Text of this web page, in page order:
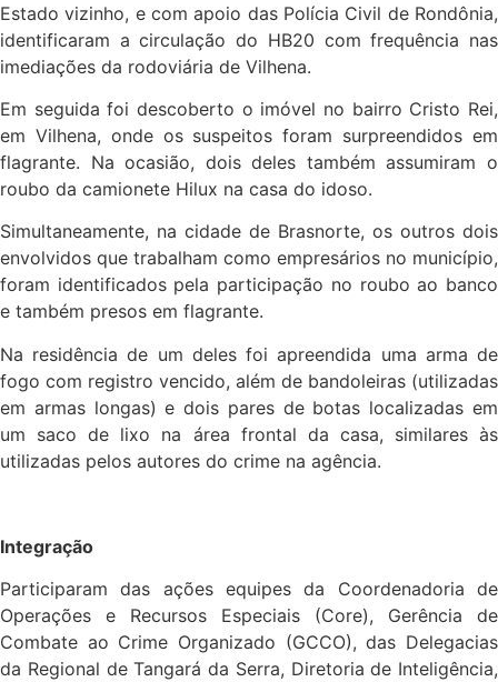
Estado vizinho, e com apoio das Polícia Civil de Rondônia,
identificaram a circulação do HB20 com frequência nas
imediações da rodoviária de Vilhena.
Em seguida foi descoberto o imóvel no bairro Cristo Rei,
em Vilhena, onde os suspeitos foram surpreendidos em
flagrante. Na ocasião, dois deles também assumiram o
roubo da camionete Hilux na casa do idoso.
Simultaneamente, na cidade de Brasnorte, os outros dois
envolvidos que trabalham como empresários no município,
foram identificados pela participação no roubo ao banco
e também presos em flagrante.
Na residência de um deles foi apreendida uma arma de
fogo com registro vencido, além de bandoleiras (utilizadas
em armas longas) e dois pares de botas localizadas em
um saco de lixo na área frontal da casa, similares às
utilizadas pelos autores do crime na agência.
Integração
Participaram das ações equipes da Coordenadoria de
Operações e Recursos Especiais (Core), Gerência de
Combate ao Crime Organizado (GCCO), das Delegacias
da Regional de Tangará da Serra, Diretoria de Inteligência,